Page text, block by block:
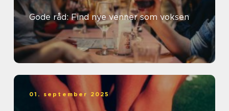
Gode råd: Find nye venner som voksen
01. september 2025